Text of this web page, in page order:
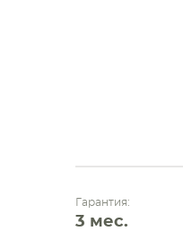
Гарантия:
3 мес.